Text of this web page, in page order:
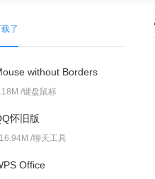
了
without Borders
/键盘鼠标
怀旧版
/聊天工具
Office